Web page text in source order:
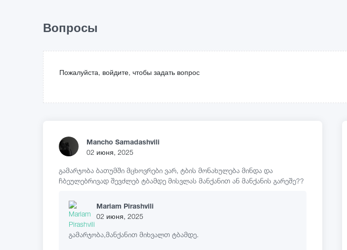
Вопросы
Пожалуйста, войдите, чтобы задать вопрос
Mancho Samadashvili
02 июня, 2025
გამარჯობა ბათუმში მცხოვრები ვარ, ტბის მონახულება მინდა და
ჩბეულებრივად შევძლებ ტბამდე მისვლას მანქანით ან მანქანის გარეშე??
Mariam Pirashvili
02 июня, 2025
გამარჯობა,მანქანით მიხვალთ ტბამდე.